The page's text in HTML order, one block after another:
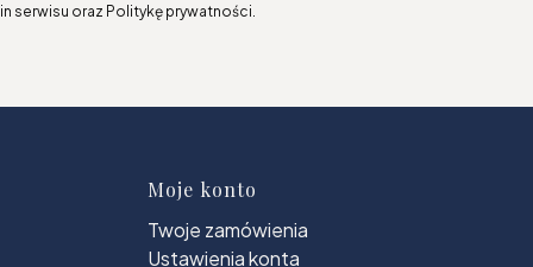
serwisu oraz Politykę prywatności.
Moje konto
Twoje zamówienia
Ustawienia konta